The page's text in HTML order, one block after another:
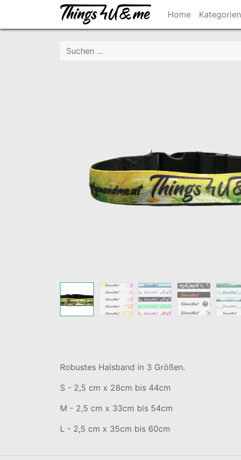
Home Kategorien
Robustes Halsband in 3 Größen.
S - 2,5 cm x 28cm bis 44cm
M - 2,5 cm x 33cm bis 54cm
L - 2,5 cm x 35cm bis 60cm